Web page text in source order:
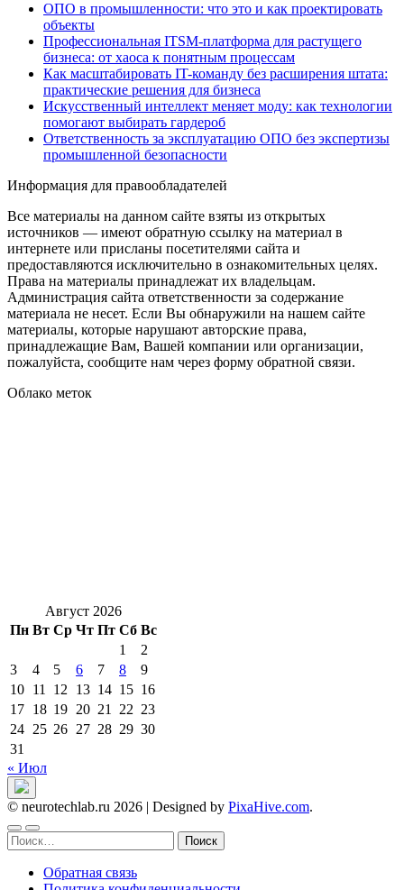
ОПО в промышленности: что это и как проектировать
объекты
Профессиональная ITSM-платформа для растущего
бизнеса: от хаоса к понятным процессам
Как масштабировать IT-команду без расширения штата:
практические решения для бизнеса
Искусственный интеллект меняет моду: как технологии
помогают выбирать гардероб
Ответственность за эксплуатацию ОПО без экспертизы
промышленной безопасности
Информация для правообладателей
Все материалы на данном сайте взяты из открытых
источников — имеют обратную ссылку на материал в
интернете или присланы посетителями сайта и
предоставляются исключительно в ознакомительных целях.
Права на материалы принадлежат их владельцам.
Администрация сайта ответственности за содержание
материала не несет. Если Вы обнаружили на нашем сайте
материалы, которые нарушают авторские права,
принадлежащие Вам, Вашей компании или организации,
пожалуйста, сообщите нам через форму обратной связи.
Облако меток
Август 2026
Пн Вт Ср Чт Пт Сб Вс
1
2
3
4 5 6 7 8
9
10 11 12 13 14 15 16
17 18 19 20 21 22 23
24 25 26 27 28 29 30
31
« Июл
© neurotechlab.ru 2026 | Designed by PixaHive.com.
Найти:
Обратная связь